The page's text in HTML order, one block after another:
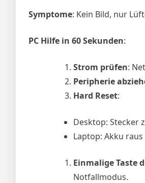
Symptome: Kein Bild, nur
PC Hilfe in 60 Sekunden:
Strom prüfen:
Peripherie
Hard Reset:
Desktop: Stecker
Laptop: Akku
Einmalige Taste
Notfallmodus.